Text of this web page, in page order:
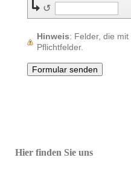
↺
Hinweis : Felder, die mit
Pflichtfelder.
Hier finden Sie uns